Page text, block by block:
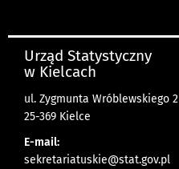
Urząd Statystyczny
w Kielcach
ul. Zygmunta Wróblewskiego 2
25-369 Kielce
E-mail:
sekretariatuskie@stat.gov.pl